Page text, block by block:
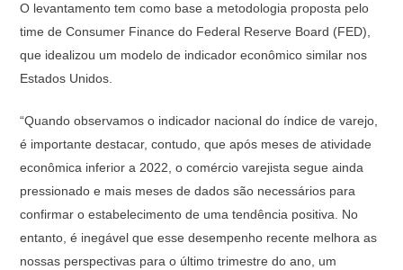
O levantamento tem como base a metodologia proposta pelo
time de Consumer Finance do Federal Reserve Board (FED),
que idealizou um modelo de indicador econômico similar nos
Estados Unidos.
“Quando observamos o indicador nacional do índice de varejo,
é importante destacar, contudo, que após meses de atividade
econômica inferior a 2022, o comércio varejista segue ainda
pressionado e mais meses de dados são necessários para
confirmar o estabelecimento de uma tendência positiva. No
entanto, é inegável que esse desempenho recente melhora as
nossas perspectivas para o último trimestre do ano, um